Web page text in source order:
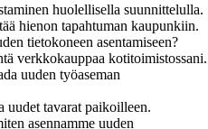
huolellisella suunnittelulla.
hienon tapahtuman kaupunkiin.
tietokoneen asentamiseen?
verkkokauppaa kotitoimistossani.
uuden työaseman
uudet tavarat paikoilleen.
asennamme uuden